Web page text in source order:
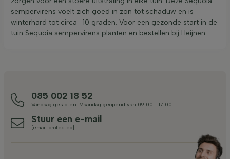
sempervirens voelt zich goed in zon tot schaduw en is
winterhard tot circa -10 graden. Voor een gezonde start in de
tuin Sequoia sempervirens planten en bestellen bij Heijnen.
085 002 18 52
Vandaag gesloten. Maandag geopend van 09:00 - 17:00
Stuur een e-mail
[email protected]